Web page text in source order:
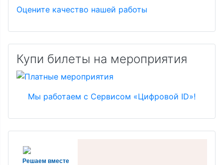
Оцените качество нашей работы
Купи билеты на мероприятия
Мы работаем с Сервисом «Цифровой ID»!
Решаем вместе